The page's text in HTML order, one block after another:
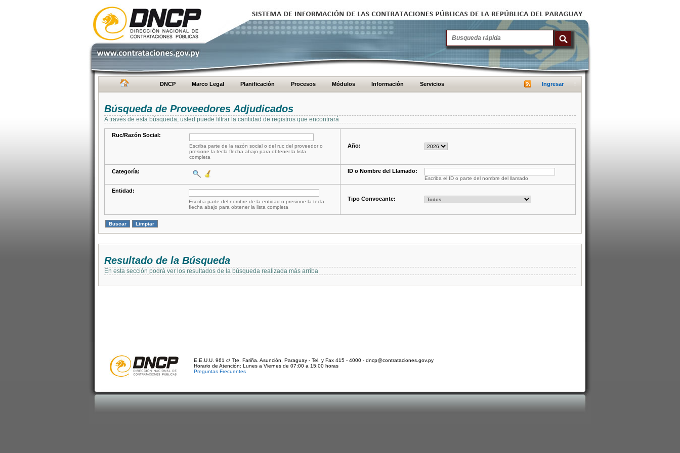
DNCP Marco Legal Planificación Procesos Módulos Información Servicios Ingresar
Búsqueda de Proveedores Adjudicados
A través de esta búsqueda, usted puede filtrar la cantidad de registros que encontrará
Ruc/Razón Social:
Escriba parte de la razón social o del ruc del proveedor o
presione la tecla flecha abajo para obtener la lista
completa
Año:
Categoría: ID o Nombre del Llamado:
Escriba el ID o parte del nombre del llamado
Entidad:
Escriba parte del nombre de la entidad o presione la tecla
flecha abajo para obtener la lista completa
Tipo Convocante:
Resultado de la Búsqueda
En esta sección podrá ver los resultados de la búsqueda realizada más arriba
E.E.U.U. 961 c/ Tte. Fariña. Asunción, Paraguay - Tel. y Fax 415 - 4000 - dncp@contrataciones.gov.py
Horario de Atención: Lunes a Viernes de 07:00 a 15:00 horas
Preguntas Frecuentes